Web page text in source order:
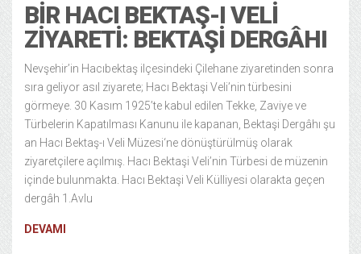
BIR HACI BEKTAŞ-I VELI
ZIYARETI: BEKTAŞI DERGÂHI
Nevşehir’in Hacıbektaş ilçesindeki Çilehane ziyaretinden sonra
sıra geliyor asıl ziyarete; Hacı Bektaşi Veli’nin türbesini
görmeye. 30 Kasım 1925’te kabul edilen Tekke, Zaviye ve
Türbelerin Kapatılması Kanunu ile kapanan, Bektaşi Dergâhı şu
an Hacı Bektaş-ı Veli Müzesi‘ne dönüştürülmüş olarak
ziyaretçilere açılmış. Hacı Bektaşi Veli’nin Türbesi de müzenin
içinde bulunmakta. Hacı Bektaşi Veli Külliyesi olarakta geçen
dergâh 1.Avlu
DEVAMI